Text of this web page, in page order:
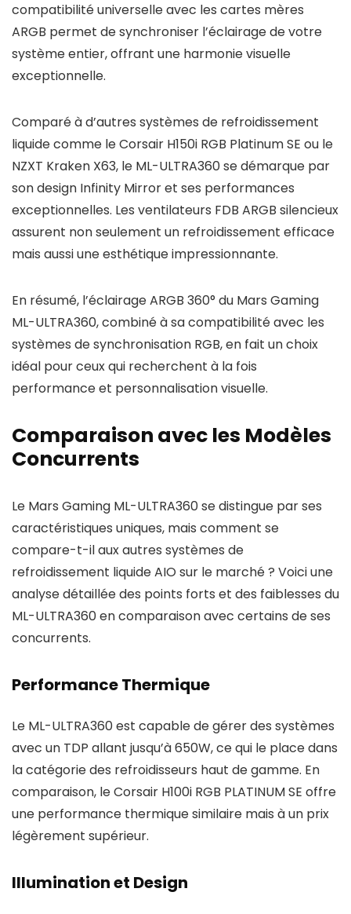
compatibilité universelle avec les cartes mères
ARGB permet de synchroniser l’éclairage de votre
système entier, offrant une harmonie visuelle
exceptionnelle.
Comparé à d’autres systèmes de refroidissement
liquide comme le Corsair H150i RGB Platinum SE ou le
NZXT Kraken X63, le ML-ULTRA360 se démarque par
son design Infinity Mirror et ses performances
exceptionnelles. Les ventilateurs FDB ARGB silencieux
assurent non seulement un refroidissement efficace
mais aussi une esthétique impressionnante.
En résumé, l’éclairage ARGB 360° du Mars Gaming
ML-ULTRA360, combiné à sa compatibilité avec les
systèmes de synchronisation RGB, en fait un choix
idéal pour ceux qui recherchent à la fois
performance et personnalisation visuelle.
Comparaison avec les Modèles
Concurrents
Le Mars Gaming ML-ULTRA360 se distingue par ses
caractéristiques uniques, mais comment se
compare-t-il aux autres systèmes de
refroidissement liquide AIO sur le marché ? Voici une
analyse détaillée des points forts et des faiblesses du
ML-ULTRA360 en comparaison avec certains de ses
concurrents.
Performance Thermique
Le ML-ULTRA360 est capable de gérer des systèmes
avec un TDP allant jusqu’à 650W, ce qui le place dans
la catégorie des refroidisseurs haut de gamme. En
comparaison, le Corsair H100i RGB PLATINUM SE offre
une performance thermique similaire mais à un prix
légèrement supérieur.
Illumination et Design